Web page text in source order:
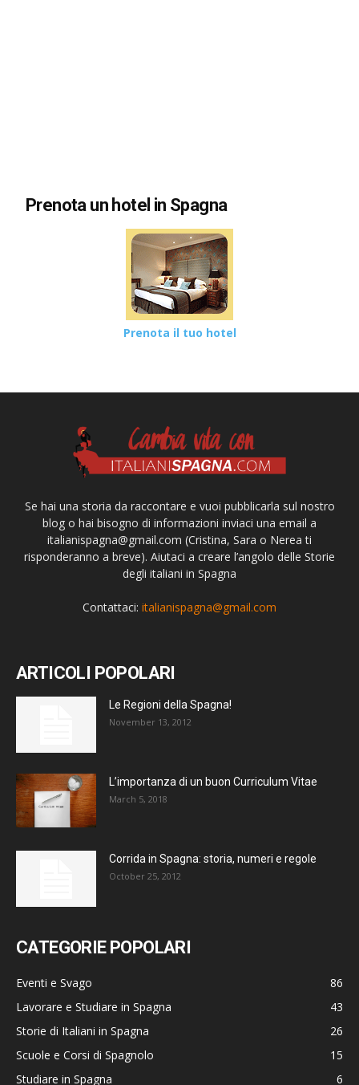
Prenota un hotel in Spagna
Prenota il tuo hotel
Se hai una storia da raccontare e vuoi pubblicarla sul nostro
blog o hai bisogno di informazioni inviaci una email a
italianispagna@gmail.com (Cristina, Sara o Nerea ti
risponderanno a breve). Aiutaci a creare l’angolo delle Storie
degli italiani in Spagna
Contattaci: italianispagna@gmail.com
ARTICOLI POPOLARI
Le Regioni della Spagna!
November 13, 2012
L’importanza di un buon Curriculum Vitae
March 5, 2018
Corrida in Spagna: storia, numeri e regole
October 25, 2012
CATEGORIE POPOLARI
Eventi e Svago
86
Lavorare e Studiare in Spagna
43
Storie di Italiani in Spagna
26
Scuole e Corsi di Spagnolo
15
Studiare in Spagna
6